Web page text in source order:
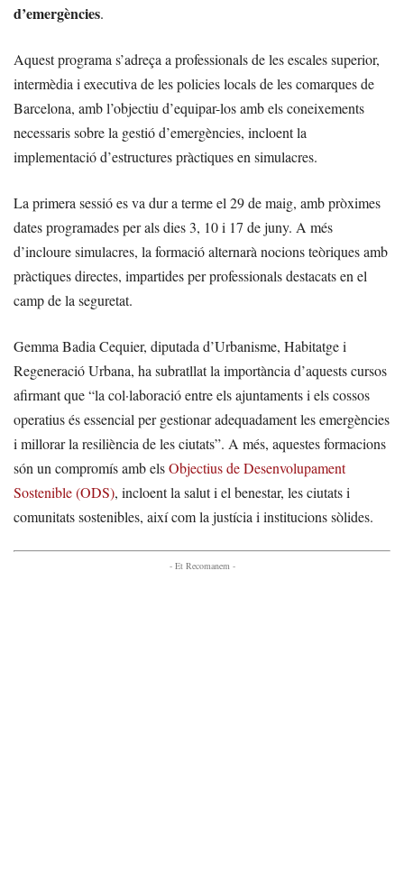
d’emergències.
Aquest programa s’adreça a professionals de les escales superior,
intermèdia i executiva de les policies locals de les comarques de
Barcelona, amb l’objectiu d’equipar-los amb els coneixements
necessaris sobre la gestió d’emergències, incloent la
implementació d’estructures pràctiques en simulacres.
La primera sessió es va dur a terme el 29 de maig, amb pròximes
dates programades per als dies 3, 10 i 17 de juny. A més
d’incloure simulacres, la formació alternarà nocions teòriques amb
pràctiques directes, impartides per professionals destacats en el
camp de la seguretat.
Gemma Badia Cequier, diputada d’Urbanisme, Habitatge i
Regeneració Urbana, ha subratllat la importància d’aquests cursos
afirmant que “la col·laboració entre els ajuntaments i els cossos
operatius és essencial per gestionar adequadament les emergències
i millorar la resiliència de les ciutats”. A més, aquestes formacions
són un compromís amb elsObjectius de Desenvolupament
Sostenible (ODS), incloent la salut i el benestar, les ciutats i
comunitats sostenibles, així com la justícia i institucions sòlides.
- Et Recomanem -